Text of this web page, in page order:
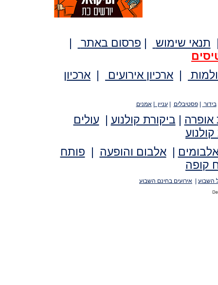
תנאי שימוש | פרסום באתר
|
| ארכיון אירועים | ארכיון
בידור |פסטיבלים |עניין |אמנים
אופרה | ביקורת קולנוע |עולים
קולנוע
|אלבום והופעה | פותח
קופה
השבוע אירועים בחינם השבוע